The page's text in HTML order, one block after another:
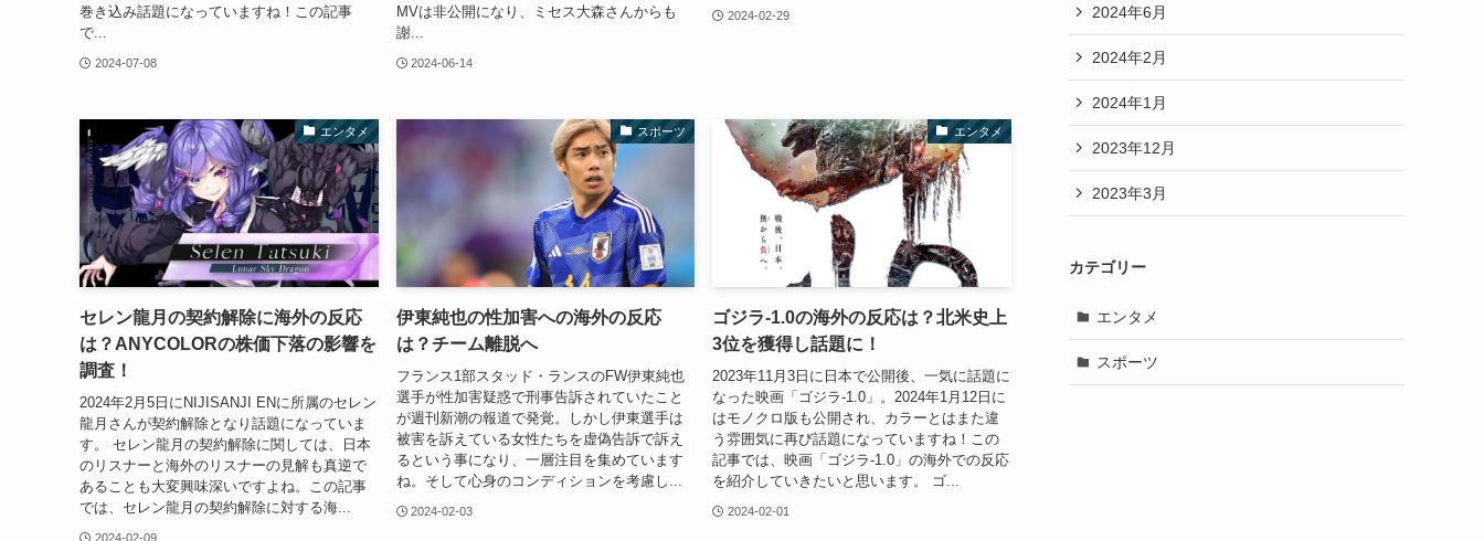
巻き込み話題になっていますね！この記事
で...
2024-07-08
MVは非公開になり、ミセス大森さんからも
謝...
2024-06-14
2024-02-29
エンタメ
セレン龍月の契約解除に海外の反応
は？ANYCOLORの株価下落の影響を
調査！
2024年2月5日にNIJISANJI ENに所属のセレン
龍月さんが契約解除となり話題になっていま
す。 セレン龍月の契約解除に関しては、日本
のリスナーと海外のリスナーの見解も真逆で
あることも大変興味深いですよね。この記事
では、セレン龍月の契約解除に対する海...
2024-02-09
スポーツ
伊東純也の性加害への海外の反応
は？チーム離脱へ
フランス1部スタッド・ランスのFW伊東純也
選手が性加害疑惑で刑事告訴されていたこと
が週刊新潮の報道で発覚。しかし伊東選手は
被害を訴えている女性たちを虚偽告訴で訴え
るという事になり、一層注目を集めています
ね。そして心身のコンディションを考慮し...
2024-02-03
エンタメ
ゴジラ-1.0の海外の反応は？北米史上
3位を獲得し話題に！
2023年11月3日に日本で公開後、一気に話題に
なった映画「ゴジラ-1.0」。2024年1月12日に
はモノクロ版も公開され、カラーとはまた違
う雰囲気に再び話題になっていますね！この
記事では、映画「ゴジラ-1.0」の海外での反応
を紹介していきたいと思います。 ゴ...
2024-02-01
2024年6月
2024年2月
2024年1月
2023年12月
2023年3月
カテゴリー
エンタメ
スポーツ